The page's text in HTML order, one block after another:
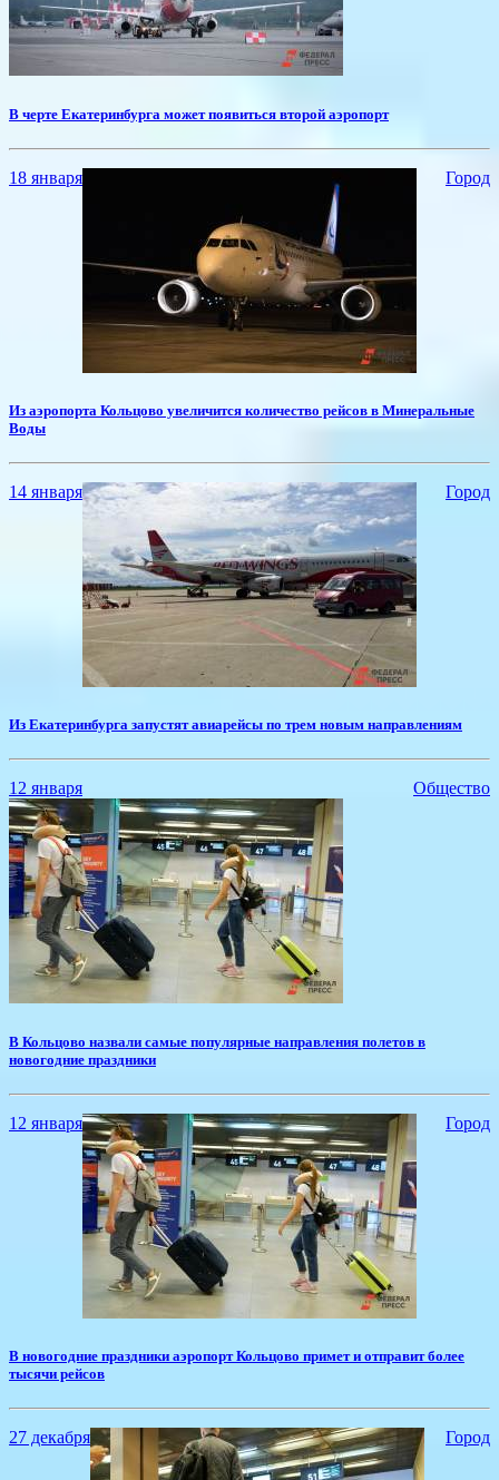
​В черте Екатеринбурга может появиться второй аэропорт
18 января Город
​Из аэропорта Кольцово увеличится количество рейсов в Минеральные
Воды
14 января Город
Из Екатеринбурга запустят авиарейсы по трем новым направлениям
12 января Общество
​В Кольцово назвали самые популярные направления полетов в
новогодние праздники
12 января Город
​В новогодние праздники аэропорт Кольцово примет и отправит более
тысячи рейсов
27 декабря Город